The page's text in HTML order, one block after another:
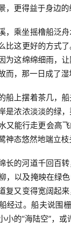
，更得益于身边
，乘坐摇橹船泛
比这更好的方式
为这绵绵细雨，
而，那一日成了湿
船上摆着茶几，
是浓浓淡淡的绿
又能行走更会高
神态悠然地端立
长的河道千回百
，以及掩映在绿
复又变得宽阔起
经过。船夫说围
小的“海陆空”，或